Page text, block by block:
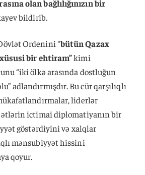
olan bağlılığınızın bir
bildirib.
Ordenini “bütün Qazax
bir ehtiram”kimi
“iki ölkə arasında dostluğun
adlandırmışdır. Bu cür qarşılıqlı
liderlər
ictimai diplomatiyanın bir
göstərdiyini və xalqlar
mənsubiyyət hissini
qoyur.